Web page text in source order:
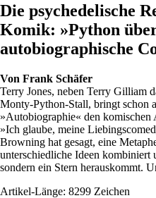
Die psychedelische
Komik: »Python
autobiographische
Von Frank Schäfer
Terry Jones, neben Terry Gilliam
Monty-Python-Stall, bringt schon
»Autobiographie« den
»Ich glaube, meine
Browning hat gesagt, eine
unterschiedliche Ideen kombiniert
sondern ein Stern herauskommt.
Artikel-Länge: 8299 Zeichen